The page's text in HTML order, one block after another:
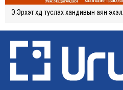
Э.Эрхэт хүүд туслах хандивын аян